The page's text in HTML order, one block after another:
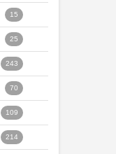
15
25
243
70
109
214